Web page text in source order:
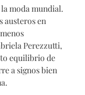
moda mundial.
austeros en
Perezzutti,
equilibrio de
a signos bien